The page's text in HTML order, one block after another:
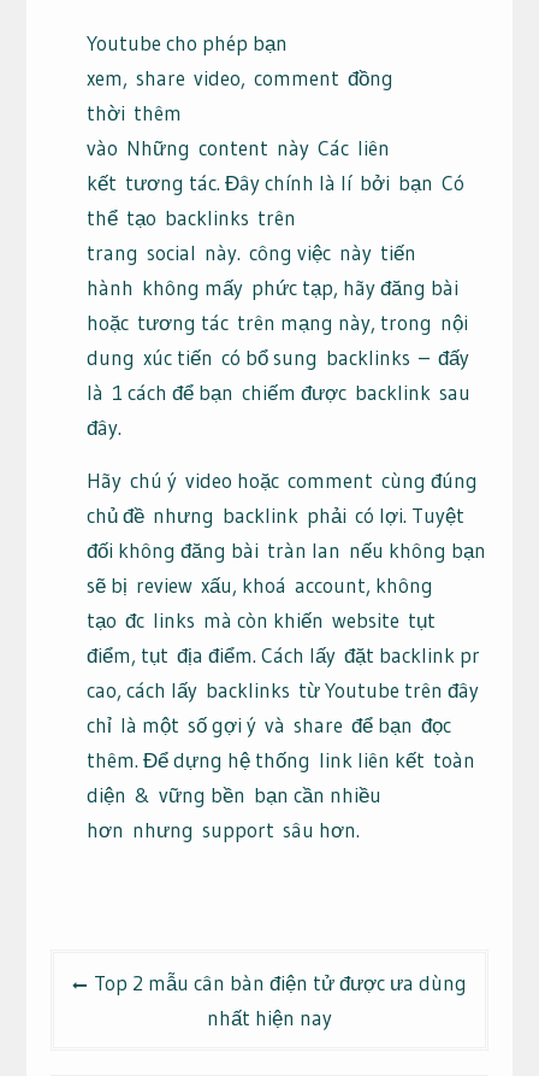
Youtube cho phép bạn
xem, share video, comment đồng
thời thêm
vào Những content này Các liên
kết tương tác. Đây chính là lí bởi bạn Có
thểtạo backlinks trên
trang social này. công việcnày tiến
hành không mấy phức tạp, hãy đăng bài
hoặc tương táctrên mạng này, trong nội
dung xúc tiến có bổ sung backlinks – đấy
là 1 cách để bạn chiếm được backlink sau
đây.
Hãy chú ývideo hoặc comment cùng đúng
chủ đề nhưng backlink phải có lợi. Tuyệt
đối không đăng bài tràn lan nếu không bạn
sẽ bị reviewxấu, khoá account, không
tạo đc links mà còn khiến website tụt
điểm, tụt địa điểm. Cách lấy đặt backlink pr
cao, cách lấy backlinks từ Youtube trên đây
chỉ là một số gợi ý và share để bạn đọc
thêm. Để dựng hệ thống link liên kết toàn
diện & vững bền bạn cần nhiều
hơn nhưng support sâu hơn.
hướng
Top 2 mẫu cân bàn điện tử được ưa dùng
nhất hiện nay